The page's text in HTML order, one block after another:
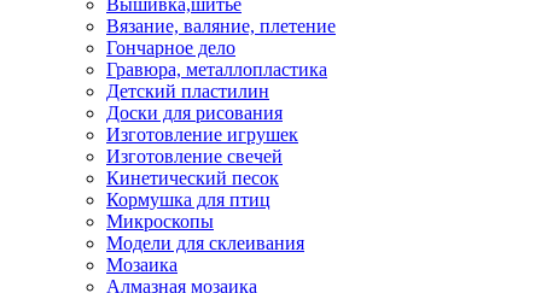
Вышивка,шитье
Вязание, валяние, плетение
Гончарное дело
Гравюра, металлопластика
Детский пластилин
Доски для рисования
Изготовление игрушек
Изготовление свечей
Кинетический песок
Кормушка для птиц
Микроскопы
Модели для склеивания
Мозаика
Алмазная мозаика